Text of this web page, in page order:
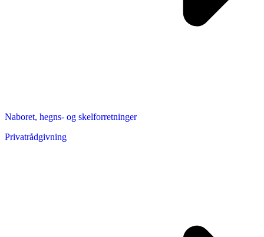
Naboret, hegns- og skelforretninger
Privatrådgivning